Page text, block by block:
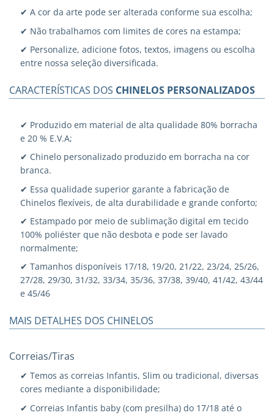
✔ A cor da arte pode ser alterada conforme sua escolha;
✔ Não trabalhamos com limites de cores na estampa;
✔ Personalize, adicione fotos, textos, imagens ou escolha
entre nossa seleção diversificada.
CARACTERÍSTICAS DOS CHINELOS PERSONALIZADOS
✔ Produzido em material de alta qualidade 80% borracha
e 20 % E.V.A;
✔ Chinelo personalizado produzido em borracha na cor
branca.
✔ Essa qualidade superior garante a fabricação de
Chinelos flexíveis, de alta durabilidade e grande conforto;
✔ Estampado por meio de sublimação digital em tecido
100% poliéster que não desbota e pode ser lavado
normalmente;
✔ Tamanhos disponíveis 17/18, 19/20, 21/22, 23/24, 25/26,
27/28, 29/30, 31/32, 33/34, 35/36, 37/38, 39/40, 41/42, 43/44
e 45/46
MAIS DETALHES DOS CHINELOS
Correias/Tiras
✔ Temos as correias Infantis, Slim ou tradicional, diversas
cores mediante a disponibilidade;
✔ Correias Infantis baby (com presilha) do 17/18 até o